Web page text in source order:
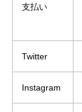
支払い
Twitter
Instagram